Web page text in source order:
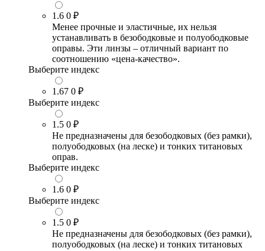
1.6 0 ₽
Менее прочные и эластичные, их нельзя
устанавливать в безободковые и полуободковые
оправы. Эти линзы – отличный вариант по
соотношению «цена-качество».
Выберите индекс
1.67 0 ₽
Выберите индекс
1.5 0 ₽
Не предназначены для безободковых (без рамки),
полуободковых (на леске) и тонких титановых
оправ.
Выберите индекс
1.6 0 ₽
Выберите индекс
1.5 0 ₽
Не предназначены для безободковых (без рамки),
полуободковых (на леске) и тонких титановых